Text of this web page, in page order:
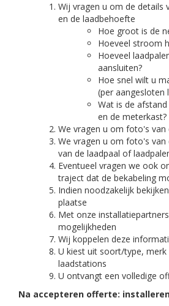
Wij vragen u om de details
en de laadbehoefte
Hoe groot is de
Hoeveel stroom
Hoeveel
aansluiten?
Hoe snel wilt u
(per aangesloten
Wat is de
en de meterkast?
We vragen u om foto's
We vragen u om foto's van
van de laadpaal of
Eventueel vragen we ook
traject dat de bekabeling
Indien noodzakelijk
plaatse
Met onze
mogelijkheden
Wij koppelen deze
U kiest uit soort/type, merk
laadstations
U ontvangt een volledige
Na accepteren offerte: